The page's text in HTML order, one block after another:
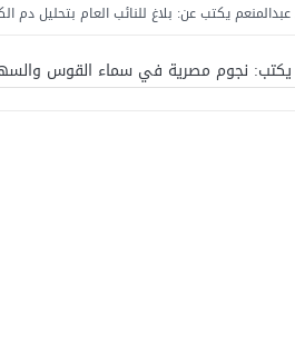
عن: بلاغ للنائب العام بتحليل دم الكلاب الضالة
يكتب: نجوم مصرية في سماء القوس والسهم